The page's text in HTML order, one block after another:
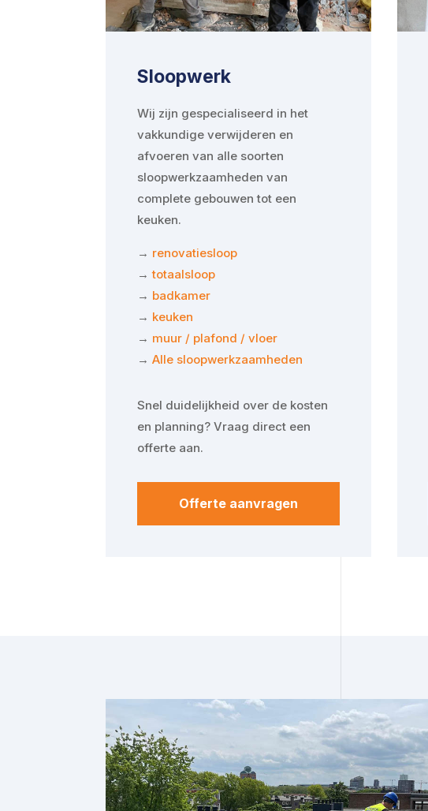
Sloopwerk
Wij zijn gespecialiseerd in het
vakkundige verwijderen en
afvoeren van alle soorten
sloopwerkzaamheden van
complete gebouwen tot een
keuken.
→ renovatiesloop
→totaalsloop
→ badkamer
→ keuken
→ muur / plafond / vloer
→Alle sloopwerkzaamheden
Snel duidelijkheid over de kosten
en planning? Vraag direct een
offerte aan.
Offerte aanvragen